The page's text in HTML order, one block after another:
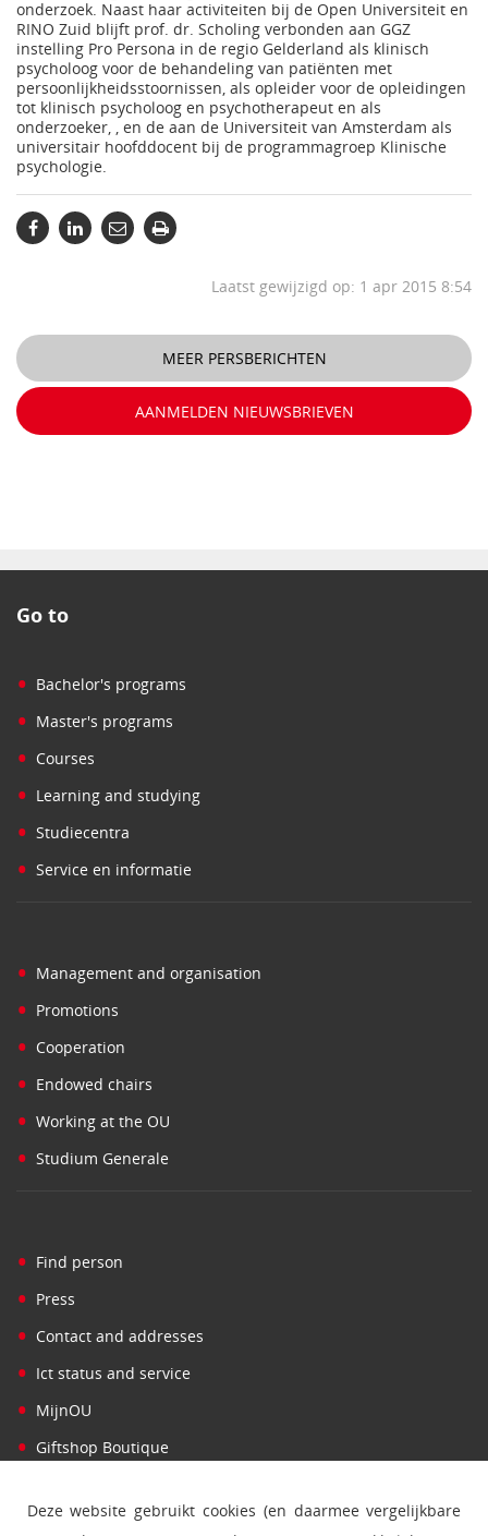
onderzoek. Naast haar activiteiten bij de Open Universiteit en
RINO Zuid blijft prof. dr. Scholing verbonden aan GGZ
instelling Pro Persona in de regio Gelderland als klinisch
psycholoog voor de behandeling van patiënten met
persoonlijkheidsstoornissen, als opleider voor de opleidingen
tot klinisch psycholoog en psychotherapeut en als
onderzoeker, , en de aan de Universiteit van Amsterdam als
universitair hoofddocent bij de programmagroep Klinische
psychologie.
Laatst gewijzigd op: 1 apr 2015 8:54
MEER PERSBERICHTEN
AANMELDEN NIEUWSBRIEVEN
Deze website gebruikt cookies (en daarmee vergelijkbare
Go to
• Bachelor's programs
• Master's programs
• Courses
• Learning and studying
• Studiecentra
• Service en informatie
• Management and organisation
• Promotions
• Cooperation
• Endowed chairs
• Working at the OU
• Studium Generale
• Find person
• Press
• Contact and addresses
• Ict status and service
• MijnOU
• Giftshop Boutique